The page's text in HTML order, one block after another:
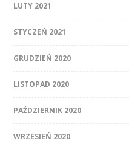
LUTY 2021
STYCZEŃ 2021
GRUDZIEŃ 2020
LISTOPAD 2020
PAŹDZIERNIK 2020
WRZESIEŃ 2020